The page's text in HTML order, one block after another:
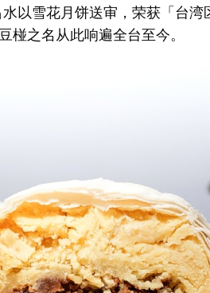
以雪花月饼送审，荣获「台
椪之名从此响遍全台至今。